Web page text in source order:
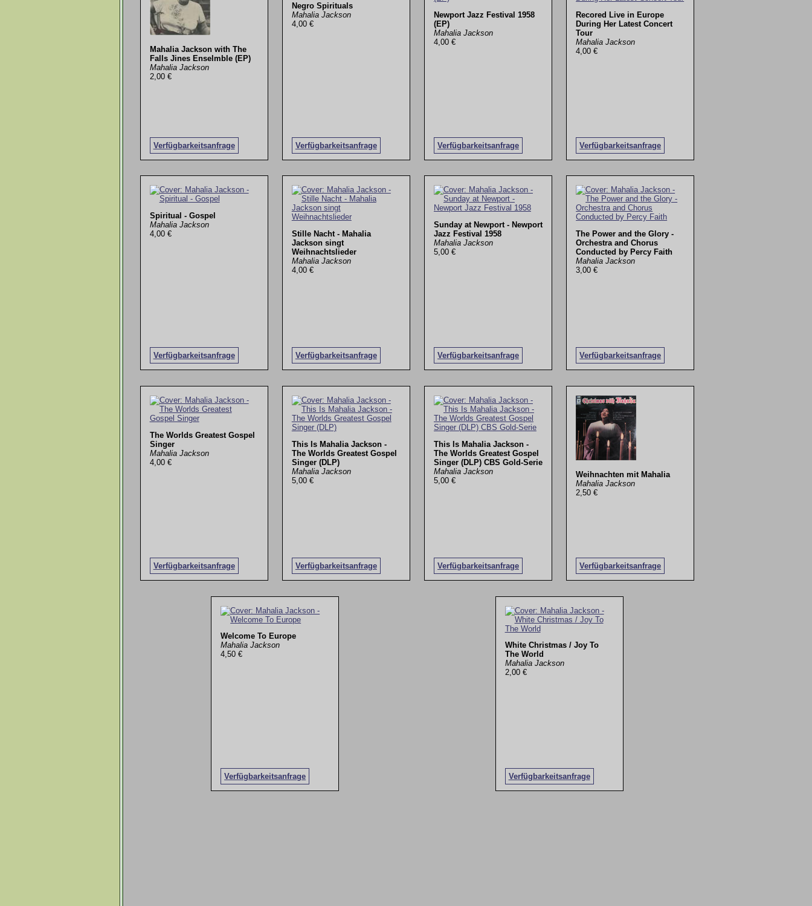
Mahalia Jackson with The
Falls Jines Enselmble (EP)
Mahalia Jackson
2,00 €
Verfügbarkeitsanfrage
Negro Spirituals
Mahalia Jackson
4,00 €
Verfügbarkeitsanfrage
Newport Jazz Festival 1958
(EP)
Mahalia Jackson
4,00 €
Verfügbarkeitsanfrage
Recored Live in Europe
During Her Latest Concert
Tour
Mahalia Jackson
4,00 €
Verfügbarkeitsanfrage
Spiritual - Gospel
Mahalia Jackson
4,00 €
Verfügbarkeitsanfrage
Stille Nacht - Mahalia
Jackson singt
Weihnachtslieder
Mahalia Jackson
4,00 €
Verfügbarkeitsanfrage
Sunday at Newport - Newport
Jazz Festival 1958
Mahalia Jackson
5,00 €
Verfügbarkeitsanfrage
The Power and the Glory -
Orchestra and Chorus
Conducted by Percy Faith
Mahalia Jackson
3,00 €
Verfügbarkeitsanfrage
The Worlds Greatest Gospel
Singer
Mahalia Jackson
4,00 €
Verfügbarkeitsanfrage
This Is Mahalia Jackson -
The Worlds Greatest Gospel
Singer (DLP)
Mahalia Jackson
5,00 €
Verfügbarkeitsanfrage
This Is Mahalia Jackson -
The Worlds Greatest Gospel
Singer (DLP) CBS Gold-Serie
Mahalia Jackson
5,00 €
Verfügbarkeitsanfrage
Weihnachten mit Mahalia
Mahalia Jackson
2,50 €
Verfügbarkeitsanfrage
Welcome To Europe
Mahalia Jackson
4,50 €
Verfügbarkeitsanfrage
White Christmas / Joy To
The World
Mahalia Jackson
2,00 €
Verfügbarkeitsanfrage